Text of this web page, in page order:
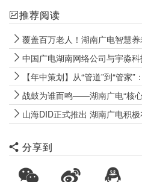
推荐阅读
覆盖百万老人！湖南广电智慧
中国广电湖南网络公司与宇淼科技达成战略合作
【年中策划】从“管道”到“管家”：
战鼓为谁而鸣——湖南广电“核
山海DID正式推出 湖南广电积
分享到